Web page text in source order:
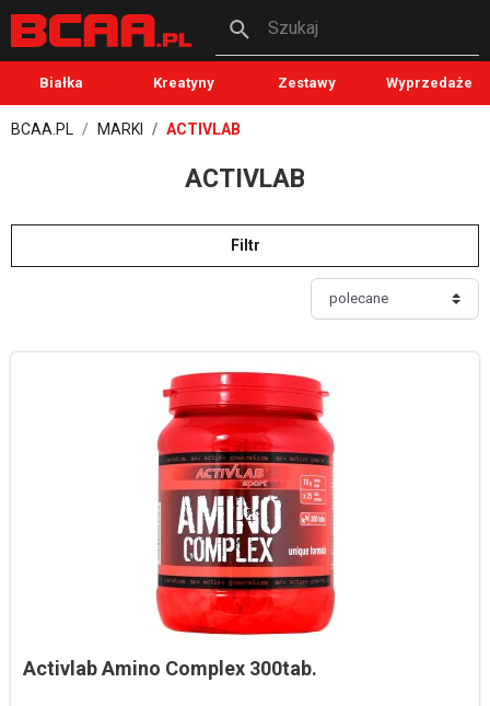
Szukaj
Białka Kreatyny Zestawy Wyprzedaże
BCAA.PL MARKI ACTIVLAB
ACTIVLAB
Filtr
Activlab Amino Complex 300tab.